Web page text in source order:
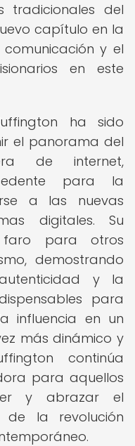
tradicionales del
capítulo en la
y el
en este
ha sido
el panorama del
de internet,
para la
a las nuevas
digitales. Su
para otros
demostrando
y la
para
influencia en un
más dinámico y
continúa
para aquellos
y abrazar el
de la revolución